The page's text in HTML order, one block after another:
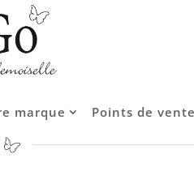
marque Points de vente
marque Points de vente